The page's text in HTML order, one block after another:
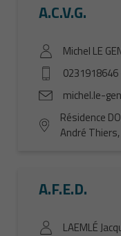
A.C.V.G.
Michel LE
0231918646
michel.le-
Résidence
André Thiers,
A.F.E.D.
LAEMLÉ